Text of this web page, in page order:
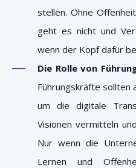
stellen. Ohne
geht es nicht und
wenn der Kopf dafür
Die Rolle von
Führungskräfte sollten
um die digitale
Visionen vermitteln
Nur wenn die
Lernen und